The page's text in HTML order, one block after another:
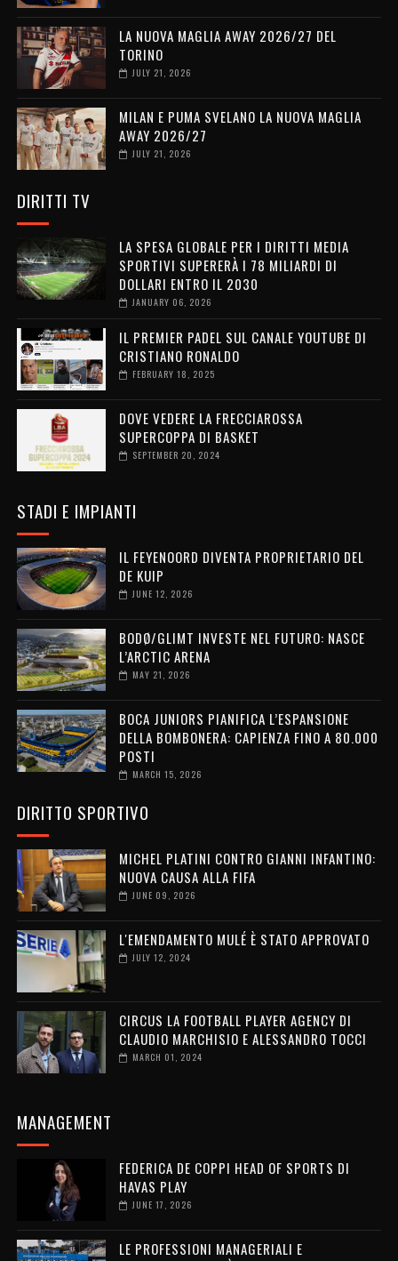
LA NUOVA MAGLIA AWAY 2026/27 DEL
TORINO
JULY 21, 2026
MILAN E PUMA SVELANO LA NUOVA MAGLIA
AWAY 2026/27
JULY 21, 2026
DIRITTI TV
LA SPESA GLOBALE PER I DIRITTI MEDIA
SPORTIVI SUPERERÀ I 78 MILIARDI DI
DOLLARI ENTRO IL 2030
JANUARY 06, 2026
IL PREMIER PADEL SUL CANALE YOUTUBE DI
CRISTIANO RONALDO
FEBRUARY 18, 2025
DOVE VEDERE LA FRECCIAROSSA
SUPERCOPPA DI BASKET
SEPTEMBER 20, 2024
STADI E IMPIANTI
IL FEYENOORD DIVENTA PROPRIETARIO DEL
DE KUIP
JUNE 12, 2026
BODØ/GLIMT INVESTE NEL FUTURO: NASCE
L’ARCTIC ARENA
MAY 21, 2026
BOCA JUNIORS PIANIFICA L’ESPANSIONE
DELLA BOMBONERA: CAPIENZA FINO A 80.000
POSTI
MARCH 15, 2026
DIRITTO SPORTIVO
MICHEL PLATINI CONTRO GIANNI INFANTINO:
NUOVA CAUSA ALLA FIFA
JUNE 09, 2026
L'EMENDAMENTO MULÉ È STATO APPROVATO
JULY 12, 2024
CIRCUS LA FOOTBALL PLAYER AGENCY DI
CLAUDIO MARCHISIO E ALESSANDRO TOCCI
MARCH 01, 2024
MANAGEMENT
FEDERICA DE COPPI HEAD OF SPORTS DI
HAVAS PLAY
JUNE 17, 2026
LE PROFESSIONI MANAGERIALI E